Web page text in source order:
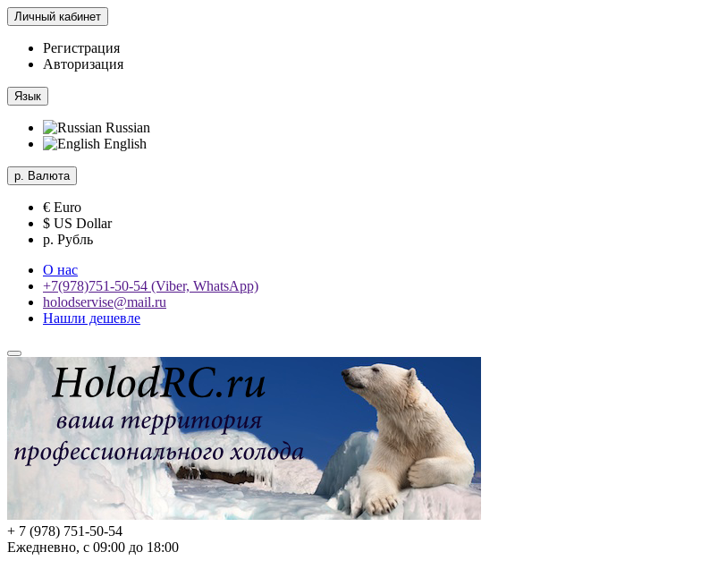
Личный кабинет
Регистрация
Авторизация
Язык
Russian
English
р. Валюта
€ Euro
$ US Dollar
р. Рубль
О нас
+7(978)751-50-54 (Viber, WhatsApp)
holodservise@mail.ru
Нашли дешевле
+ 7 (978) 751-50-54
Ежедневно, с 09:00 до 18:00